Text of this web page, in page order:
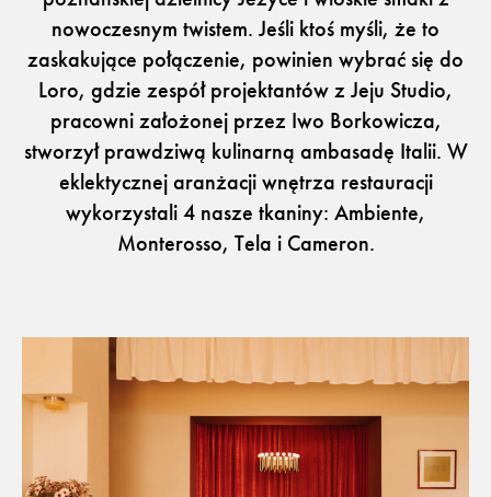
Flora – szenil inspirowany naturą
Baza wiedzy
Broszury
Dla Prasy
Praca
Newsletter
ISSUUOtwiera link w nowej karcie
Facebook
InstagramOtwiera link w nowej
nowoczesnym twistem. Jeśli ktoś myśli, że to
zaskakujące połączenie, powinien wybrać się do
Loro, gdzie zespół projektantów z Jeju Studio,
pracowni założonej przez Iwo Borkowicza,
stworzył prawdziwą kulinarną ambasadę Italii. W
eklektycznej aranżacji wnętrza restauracji
wykorzystali 4 nasze tkaniny: Ambiente,
Monterosso, Tela i Cameron.